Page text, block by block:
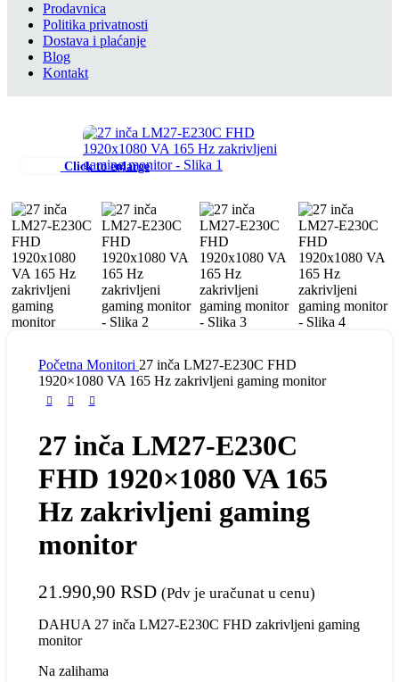
Prodavnica
Politika privatnosti
Dostava i plaćanje
Blog
Kontakt
Click to enlarge
Početna Monitori 27 inča LM27-E230C FHD
1920×1080 VA 165 Hz zakrivljeni gaming monitor
27 inča LM27-E230C
FHD 1920×1080 VA 165
Hz zakrivljeni gaming
monitor
21.990,90 RSD (Pdv je uračunat u cenu)
DAHUA 27 inča LM27-E230C FHD zakrivljeni gaming
monitor
Na zalihama